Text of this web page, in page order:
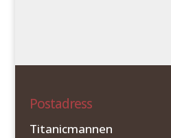
Postadress
Titanicmannen